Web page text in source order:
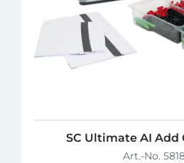
SC Ultimate AI Add
Art.-No.